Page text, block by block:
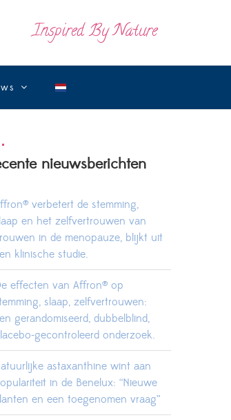
Inspired By Nature
nieuwsberichten
verbetert de stemming,
en het zelfvertrouwen van
in de menopauze, blijkt uit
klinische studie.
effecten van Affron® op
slaap, zelfvertrouwen:
gerandomiseerd, dubbelblind,
gecontroleerd onderzoek.
astaxanthine wint aan
in de Benelux: “Nieuwe
en een toegenomen vraag”